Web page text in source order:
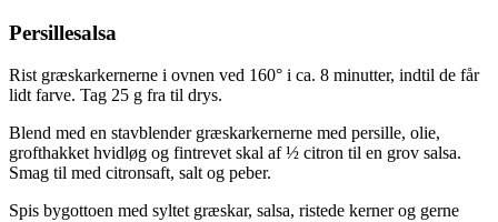
Persillesalsa
Rist græskarkernerne i ovnen ved 160° i ca. 8 minutter, indtil de får
lidt farve. Tag 25 g fra til drys.
Blend med en stavblender græskarkernerne med persille, olie,
grofthakket hvidløg og fintrevet skal af ½ citron til en grov salsa.
Smag til med citronsaft, salt og peber.
Spis bygottoen med syltet græskar, salsa, ristede kerner og gerne